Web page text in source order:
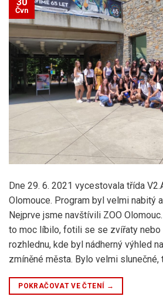
Čvn
Dne 29. 6. 2021 vycestovala třída
Olomouce. Program byl velmi nabitý
Nejprve jsme navštívili ZOO
to moc líbilo, fotili se se zvířaty
rozhlednu, kde byl nádherný výhled
zmíněné města. Bylo velmi
POKRAČOVAT VE ČTENÍ →